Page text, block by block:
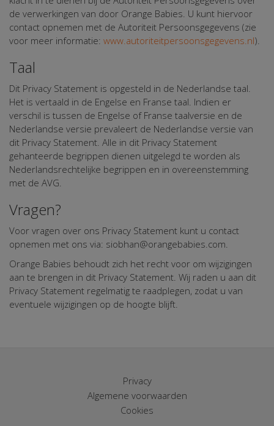
de verwerkingen van door Orange Babies. U kunt hiervoor
contact opnemen met de Autoriteit Persoonsgegevens (zie
voor meer informatie: www.autoriteitpersoonsgegevens.nl).
Taal
Dit Privacy Statement is opgesteld in de Nederlandse taal.
Het is vertaald in de Engelse en Franse taal. Indien er
verschil is tussen de Engelse of Franse taalversie en de
Nederlandse versie prevaleert de Nederlandse versie van
dit Privacy Statement. Alle in dit Privacy Statement
gehanteerde begrippen dienen uitgelegd te worden als
Nederlandsrechtelijke begrippen en in overeenstemming
met de AVG.
Vragen?
Voor vragen over ons Privacy Statement kunt u contact
opnemen met ons via: siobhan@orangebabies.com.
Orange Babies behoudt zich het recht voor om wijzigingen
aan te brengen in dit Privacy Statement. Wij raden u aan dit
Privacy Statement regelmatig te raadplegen, zodat u van
eventuele wijzigingen op de hoogte blijft.
Privacy
Algemene voorwaarden
Cookies